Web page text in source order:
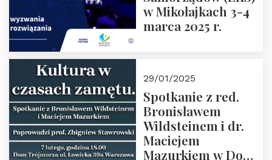
w Mikołajkach 3-4
marca 2025 r.
29/01/2025
Spotkanie z red.
Bronisławem
Wildsteinem i dr.
Maciejem
Mazurkiem w Domu